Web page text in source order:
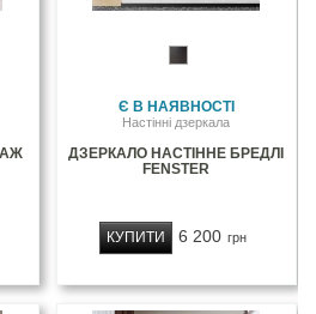
Є В НАЯВНОСТІ
Настінні дзеркала
ДЗЕРКАЛО НАСТІННЕ БРЕДЛІ
FENSTER
6 200 грн
КУПИТИ